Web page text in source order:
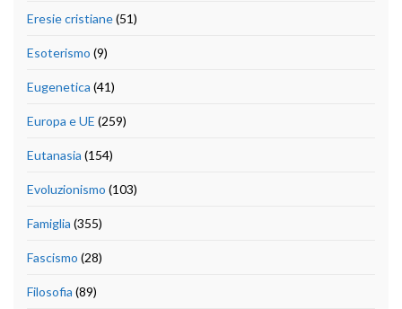
Eresie cristiane(51)
Esoterismo (9)
Eugenetica (41)
Europa e UE (259)
Eutanasia (154)
Evoluzionismo (103)
Famiglia (355)
Fascismo (28)
Filosofia (89)